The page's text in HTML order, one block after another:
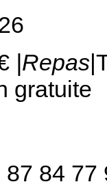
|Repas
gratuite
84 77